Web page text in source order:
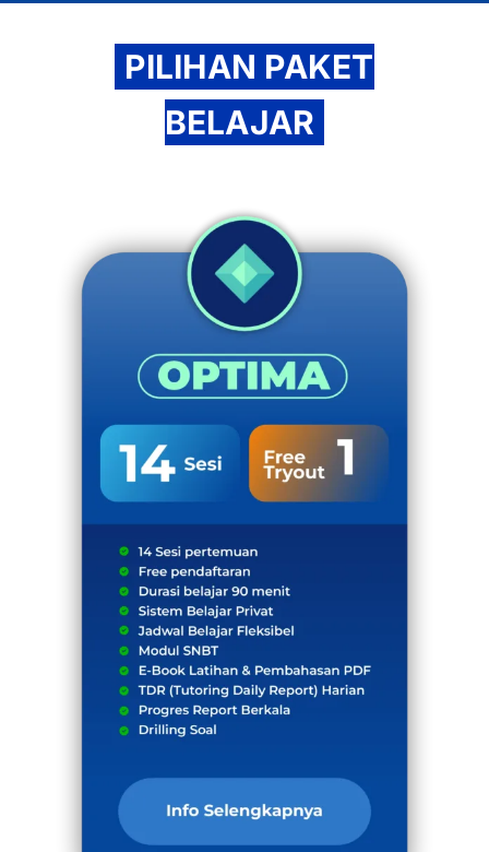
PILIHAN PAKET
BELAJAR